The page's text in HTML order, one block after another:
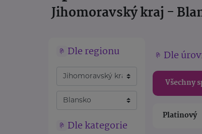
Jihomoravský kraj -
Dle regionu
Dle kategorie
Dle
Všechny
Platinový